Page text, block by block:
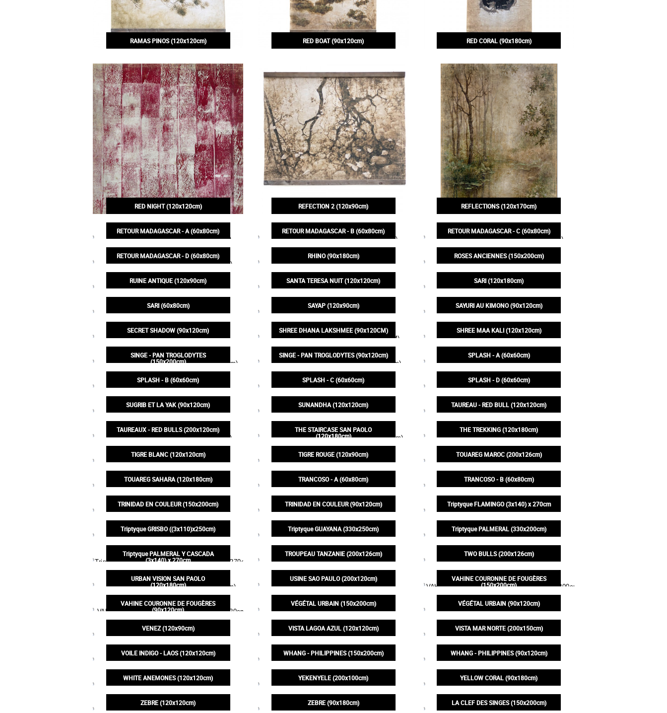
RAMAS PINOS (120x120cm) RED BOAT (90x120cm) RED CORAL (90x180cm)
RED NIGHT (120x120cm)
245,00€
REFECTION 2 (120x90cm)
200,00€
REFLECTIONS (120x170cm)
350,00€
RETOUR MADAGASCAR - A (60x80cm)
130,00€
RETOUR MADAGASCAR - B (60x80cm)
130,00€
RETOUR MADAGASCAR - C (60x80cm)
130,00€
RETOUR MADAGASCAR - D (60x80cm)
130,00€
RHINO (90x180cm)
250,00€
ROSES ANCIENNES (150x200cm)
395,00€
RUINE ANTIQUE (120x90cm)
200,00€
SANTA TERESA NUIT (120x120cm)
245,00€
SARI (120x180cm)
350,00€
SARI (60x80cm)
130,00€
SAYAP (120x90cm)
200,00€
SAYURI AU KIMONO (90x120cm)
200,00€
SECRET SHADOW (90x120cm)
200,00€
SHREE DHANA LAKSHMEE (90x120CM)
200,00€
SHREE MAA KALI (120x120cm)
245,00€
SINGE - PAN TROGLODYTES
(150x200cm)
395,00€
SINGE - PAN TROGLODYTES (90x120cm)
200,00€
SPLASH - A (60x60cm)
95,00€
SPLASH - B (60x60cm)
95,00€
SPLASH - C (60x60cm)
95,00€
SPLASH - D (60x60cm)
95,00€
SUGRIB ET LA YAK (90x120cm)
200,00€
SUNANDHA (120x120cm)
245,00€
TAUREAU - RED BULL (120x120cm)
245,00€
TAUREAUX - RED BULLS (200x120cm)
395,00€
THE STAIRCASE SAN PAOLO
(120x180cm)
350,00€
THE TREKKING (120x180cm)
350,00€
TIGRE BLANC (120x120cm)
245,00€
TIGRE ROUGE (120x90cm)
200,00€
TOUAREG MAROC (200x126cm)
395,00€
TOUAREG SAHARA (120x180cm)
350,00€
TRANCOSO - A (60x80cm)
130,00€
TRANCOSO - B (60x80cm)
130,00€
TRINIDAD EN COULEUR (150x200cm)
395,00€
TRINIDAD EN COULEUR (90x120cm)
200,00€
Triptyque FLAMINGO (3x140) x 270cm
1 500,00€
Triptyque GRISBO ((3x110)x250cm)
990,00€
Triptyque GUAYANA (330x250cm)
990,00€
Triptyque PALMERAL (330x200cm)
990,00€
Triptyque PALMERAL Y CASCADA
(3x140) x 270cm
1 500,00€
TROUPEAU TANZANIE (200x126cm)
395,00€
TWO BULLS (200x126cm)
395,00€
URBAN VISION SAN PAOLO
(120x180cm)
350,00€
USINE SAO PAULO (200x120cm)
395,00€
VAHINE COURONNE DE FOUGÈRES
(150x200cm)
395,00€
VAHINE COURONNE DE FOUGÈRES
(90x120cm)
200,00€
VÉGÉTAL URBAIN (150x200cm)
395,00€
VÉGÉTAL URBAIN (90x120cm)
200,00€
VENEZ (120x90cm)
200,00€
VISTA LAGOA AZUL (120x120cm)
245,00€
VISTA MAR NORTE (200x150cm)
395,00€
VOILE INDIGO - LAOS (120x120cm)
245,00€
WHANG - PHILIPPINES (150x200cm)
395,00€
WHANG - PHILIPPINES (90x120cm)
200,00€
WHITE ANEMONES (120x120cm)
245,00€
YEKENYELE (200x100cm)
350,00€
YELLOW CORAL (90x180cm)
250,00€
ZEBRE (120x120cm) ZEBRE (90x180cm) LA CLEF DES SINGES (150x200cm)